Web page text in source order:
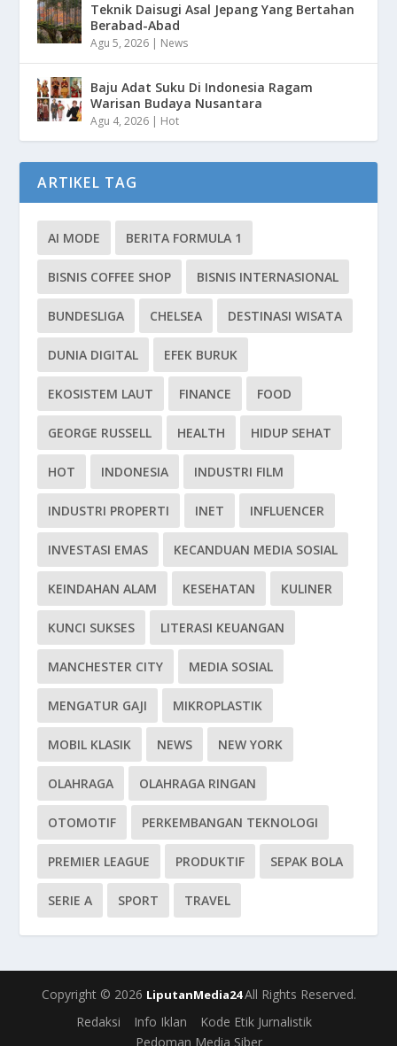
Teknik Daisugi Asal Jepang Yang Bertahan
Berabad-Abad
Agu 5, 2026 | News
Baju Adat Suku Di Indonesia Ragam
Warisan Budaya Nusantara
Agu 4, 2026 | Hot
ARTIKEL TAG
AI MODE BERITA FORMULA 1
BISNIS COFFEE SHOP BISNIS INTERNASIONAL
BUNDESLIGA CHELSEA DESTINASI WISATA
DUNIA DIGITAL EFEK BURUK
EKOSISTEM LAUT FINANCE FOOD
GEORGE RUSSELL HEALTH HIDUP SEHAT
HOT INDONESIA INDUSTRI FILM
INDUSTRI PROPERTI INET INFLUENCER
INVESTASI EMAS KECANDUAN MEDIA SOSIAL
KEINDAHAN ALAM KESEHATAN KULINER
KUNCI SUKSES LITERASI KEUANGAN
MANCHESTER CITY MEDIA SOSIAL
MENGATUR GAJI MIKROPLASTIK
MOBIL KLASIK NEWS NEW YORK
OLAHRAGA OLAHRAGA RINGAN
OTOMOTIF PERKEMBANGAN TEKNOLOGI
PREMIER LEAGUE PRODUKTIF SEPAK BOLA
SERIE A SPORT TRAVEL
Copyright © 2026 LiputanMedia24All Rights Reserved.
Redaksi
Info Iklan
Kode Etik Jurnalistik
Pedoman Media Siber